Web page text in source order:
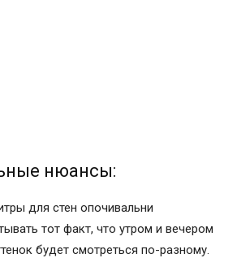
нюансы:
для стен опочивальни
тот факт, что утром и вечером
будет смотреться по-разному.